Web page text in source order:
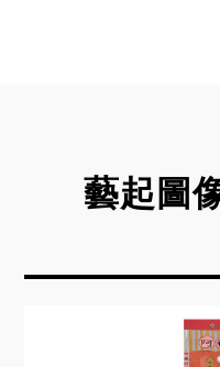
相關活動資訊請以信
1.每週日10:00-12:00
2.活動當日，U12 小
12:00）暫停開放。
藝起圖